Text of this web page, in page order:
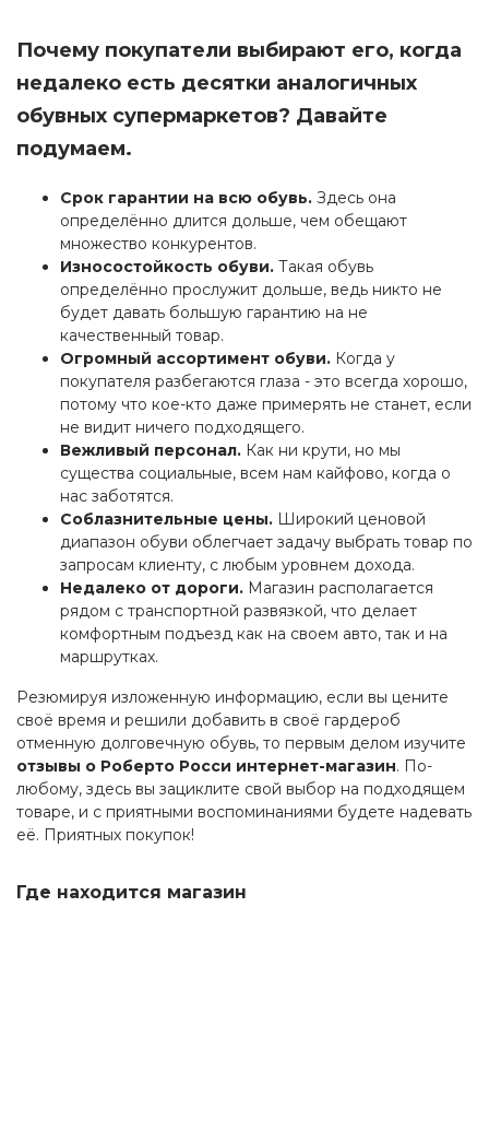
Почему покупатели выбирают его, когда
недалеко есть десятки аналогичных
обувных супермаркетов? Давайте
подумаем.
Срок гарантии на всю обувь. Здесь она
определённо длится дольше, чем обещают
множество конкурентов.
Износостойкость обуви. Такая обувь
определённо прослужит дольше, ведь никто не
будет давать большую гарантию на не
качественный товар.
Огромный ассортимент обуви. Когда у
покупателя разбегаются глаза - это всегда хорошо,
потому что кое-кто даже примерять не станет, если
не видит ничего подходящего.
Вежливый персонал. Как ни крути, но мы
существа социальные, всем нам кайфово, когда о
нас заботятся.
Соблазнительные цены. Широкий ценовой
диапазон обуви облегчает задачу выбрать товар по
запросам клиенту, с любым уровнем дохода.
Недалеко от дороги. Магазин располагается
рядом с транспортной развязкой, что делает
комфортным подъезд как на своем авто, так и на
маршрутках.
Резюмируя изложенную информацию, если вы цените
своё время и решили добавить в своё гардероб
отменную долговечную обувь, то первым делом изучите
отзывы о Роберто Росси интернет-магазин. По-
любому, здесь вы зациклите свой выбор на подходящем
товаре, и с приятными воспоминаниями будете надевать
её. Приятных покупок!
Где находится магазин